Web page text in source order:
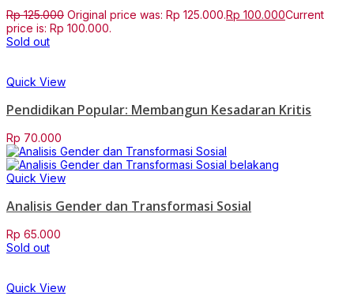
Rp125.000 Original price was: Rp 125.000.Rp 100.000Current
price is: Rp 100.000.
Sold out
Quick View
Pendidikan Popular: Membangun Kesadaran Kritis
Rp 70.000
Quick View
Analisis Gender dan Transformasi Sosial
Rp 65.000
Sold out
Quick View